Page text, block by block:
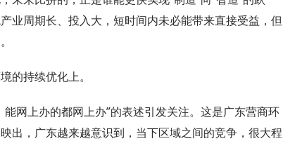
业周期长、投入大，短时间内未必能带来直接受益，但
的持续优化上。
网上办的都网上办”的表述引发关注。这是广东营商环
出，广东越来越意识到，当下区域之间的竞争，很大程